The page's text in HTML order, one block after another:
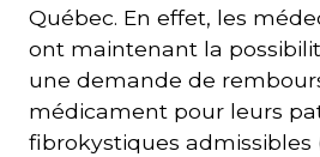
Québec. En effet, les
ont maintenant la
une demande de
médicament pour leurs
fibrokystiques admissibles